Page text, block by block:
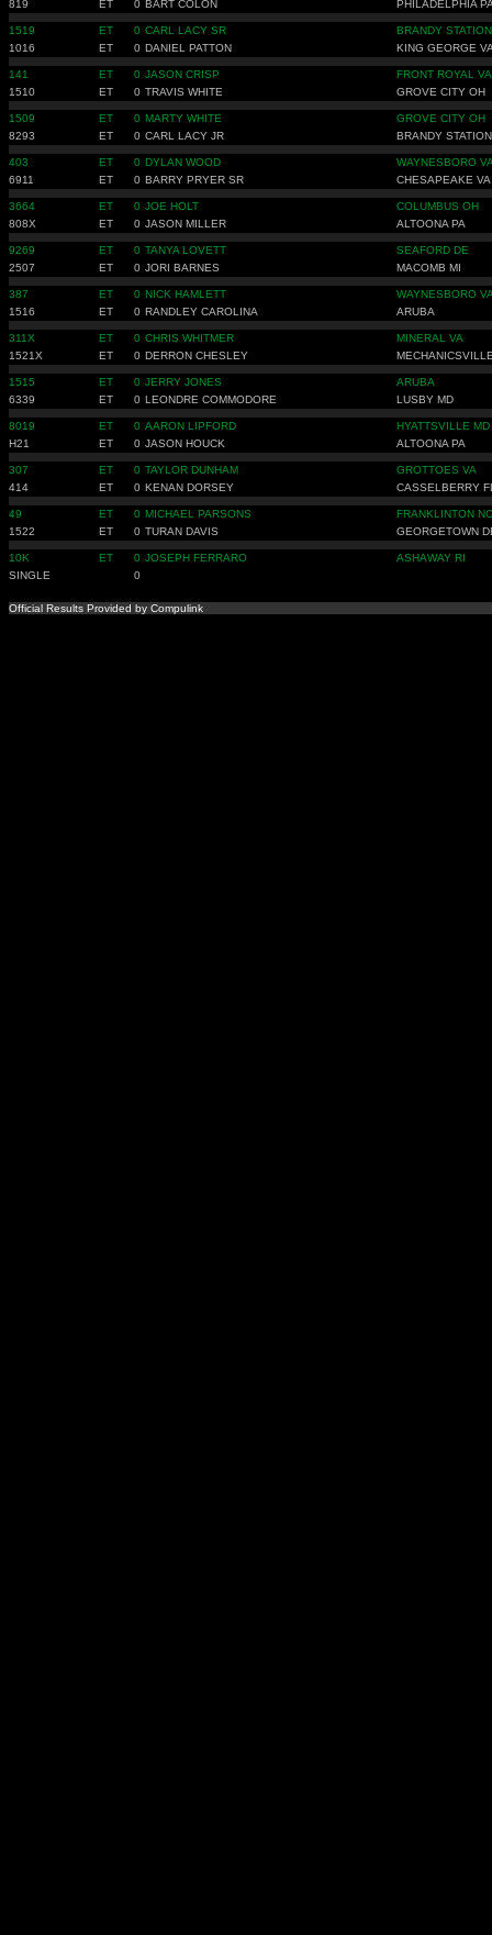
819 ET 0 BART COLON PHILADELPHIA
1519 ET 0 CARL LACY SR
BRANDY
1016
ET 0 DANIEL PATTON KING GEORGE
141 ET 0 JASON CRISP
FRONT ROYAL VA
1510
ET 0 TRAVIS WHITE GROVE CITY OH
1509 ET 0 MARTY WHITE
GROVE CITY OH
8293
ET 0 CARL LACY JR BRANDY
403 ET 0 DYLAN WOOD
WAYNESBORO
6911
ET 0 BARRY PRYER SR CHESAPEAKE VA
3664 ET 0 JOE HOLT
COLUMBUS OH
808X
ET 0 JASON MILLER ALTOONA PA
9269 ET 0 TANYA LOVETT
SEAFORD DE
2507
ET 0 JORI BARNES MACOMB MI
387 ET 0 NICK HAMLETT
WAYNESBORO
1516
ET 0 RANDLEY CAROLINA ARUBA
311X ET 0 CHRIS WHITMER
MINERAL VA
1521X
ET 0 DERRON CHESLEY
1515 ET 0 JERRY JONES
ARUBA
6339
ET 0 LEONDRE COMMODORE LUSBY MD
8019 ET 0 AARON LIPFORD
HYATTSVILLE MD
H21
ET 0 JASON HOUCK ALTOONA PA
307 ET 0 TAYLOR DUNHAM
GROTTOES VA
414
ET 0 KENAN DORSEY CASSELBERRY
49 ET 0 MICHAEL PARSONS
FRANKLINTON NC
1522
ET 0 TURAN DAVIS GEORGETOWN
10K ET 0 JOSEPH FERRARO
ASHAWAY RI
SINGLE
0
Official Results Provided by Compulink